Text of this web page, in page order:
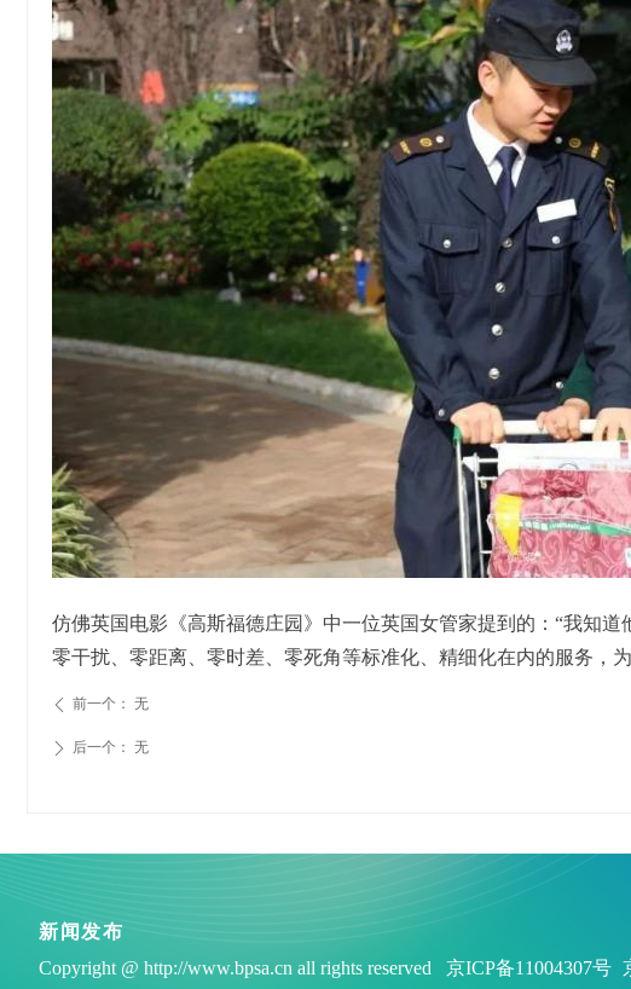
仿佛英国电影《高斯福德庄园》中一位英国女管家提到的：“我知
零干扰、零距离、零时差、零死角等标准化、精细化在内的服务，
ꄴ 前一个： 无
ꄲ 后一个： 无
新闻发布
Copyright @ http://www.bpsa.cn all rights reserved 京ICP备11004307号